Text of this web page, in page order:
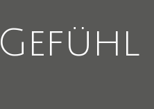
Gefühl